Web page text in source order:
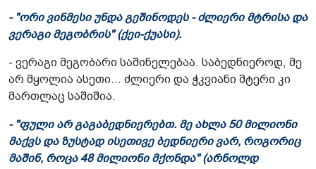
- "ორი ვინმესი უნდა გეშინოდეს - ძლიერი მტრისა და
ვერაგი მეგობრის" (ქეი-ქუასი).
- ვერაგი მეგობარი საშინელებაა. საბედნიეროდ, მე
არ მყოლია ასეთი... ძლიერი და ჭკვიანი მტერი კი
მართლაც საშიშია.
- "ფული არ გაგაბედნიერებთ. მე ახლა 50 მილიონი
მაქვს და ზუსტად ისეთივე ბედნიერი ვარ, როგორიც
მაშინ, როცა 48 მილიონი მქონდა" (არნოლდ